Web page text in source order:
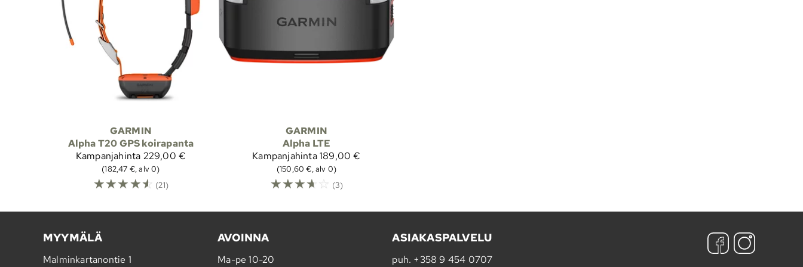
GARMIN
Alpha T20 GPS koirapanta
Kampanjahinta 229,00 €
(182,47 €, alv 0)
☆☆☆☆☆ (21)
GARMIN
Alpha LTE
Kampanjahinta189,00 €
(150,60 €, alv 0)
☆☆☆☆ ☆ (3)
MYYMÄLÄ
Malminkartanontie 1
AVOINNA
Ma-pe 10-20
ASIAKASPALVELU
puh. +358 9 454 0707